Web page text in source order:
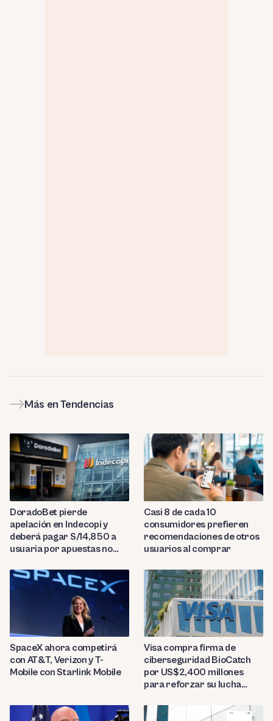
Más en Tendencias
DoradoBet pierde
apelación en Indecopi y
deberá pagar S/14,850 a
usuaria por apuestas no
Casi 8 de cada 10
consumidores prefieren
recomendaciones de otros
usuarios al comprar
SpaceX ahora competirá
con AT&T, Verizon y T-
Mobile con Starlink Mobile
Visa compra firma de
ciberseguridad BioCatch
por US$2,400 millones
para reforzar su lucha